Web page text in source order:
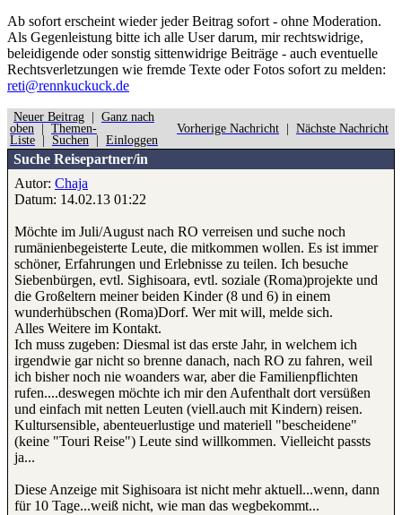
Ab sofort erscheint wieder jeder Beitrag sofort - ohne Moderation.
Als Gegenleistung bitte ich alle User darum, mir rechtswidrige,
beleidigende oder sonstig sittenwidrige Beiträge - auch eventuelle
Rechtsverletzungen wie fremde Texte oder Fotos sofort zu melden:
reti@rennkuckuck.de
Neuer Beitrag
Ganz nach
oben
Themen-
Liste
Suchen Einloggen
Vorherige Nachricht Nächste Nachricht
Suche Reisepartner/in
Autor: Chaja
Datum: 14.02.13 01:22
Möchte im Juli/August nach RO verreisen und suche noch
rumänienbegeisterte Leute, die mitkommen wollen. Es ist immer
schöner, Erfahrungen und Erlebnisse zu teilen. Ich besuche
Siebenbürgen, evtl. Sighisoara, evtl. soziale (Roma)projekte und
die Großeltern meiner beiden Kinder (8 und 6) in einem
wunderhübschen (Roma)Dorf. Wer mit will, melde sich.
Alles Weitere im Kontakt.
Ich muss zugeben: Diesmal ist das erste Jahr, in welchem ich
irgendwie gar nicht so brenne danach, nach RO zu fahren, weil
ich bisher noch nie woanders war, aber die Familienpflichten
rufen....deswegen möchte ich mir den Aufenthalt dort versüßen
und einfach mit netten Leuten (viell.auch mit Kindern) reisen.
Kultursensible, abenteuerlustige und materiell "bescheidene"
(keine "Touri Reise") Leute sind willkommen. Vielleicht passts
ja...
Diese Anzeige mit Sighisoara ist nicht mehr aktuell...wenn, dann
für 10 Tage...weiß nicht, wie man das wegbekommt...